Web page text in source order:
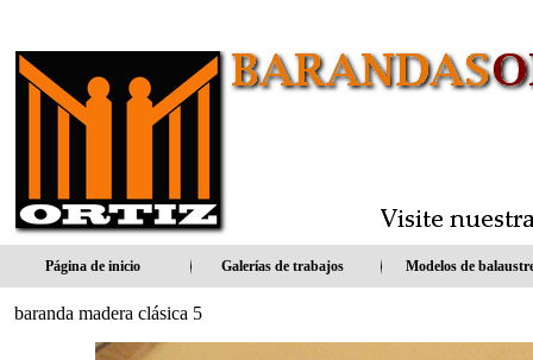
Página de inicio Galerías de trabajos Modelos de
baranda madera clásica 5